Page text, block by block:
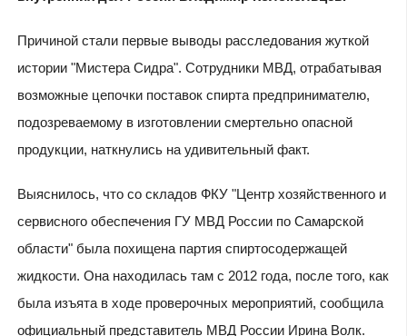
Причиной стали первые выводы расследования жуткой
истории "Мистера Сидра". Сотрудники МВД, отрабатывая
возможные цепочки поставок спирта предпринимателю,
подозреваемому в изготовлении смертельно опасной
продукции, наткнулись на удивительный факт.
Выяснилось, что со складов ФКУ "Центр хозяйственного и
сервисного обеспечения ГУ МВД России по Самарской
области" была похищена партия спиртосодержащей
жидкости. Она находилась там с 2012 года, после того, как
была изъята в ходе проверочных мероприятий, сообщила
официальный представитель МВД России Ирина Волк.